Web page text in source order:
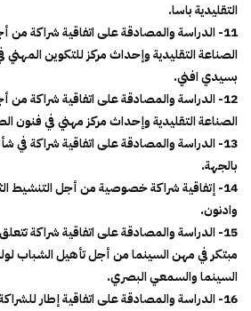
التقليدية باسا.
11- الدراسة والمصادقة على اتفاقية شراكة
الصناعة التقليدية وإحداث مركز للتكوين المهني
بسيدي افني.
12- الدراسة والمصادقة على اتفاقية شراكة
الصناعة التقليدية وإحداث مركز مهني في فنون
13- الدراسة والمصادقة على اتفاقية شراكة في
بالجهة.
14- إتفاقية شراكة خصوصية من أجل التنشيط
وادنون.
15- الدراسة والمصادقة على اتفاقية شراكة
مبتكر في مهن السينما من أجل تأهيل الشباب
السينما والسمعي البصري.
16- الدراسة والمصادقة على اتفاقية إطار